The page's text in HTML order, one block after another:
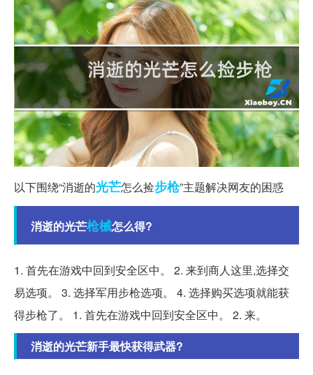
以下围绕“消逝的光芒怎么捡步枪”主题解决网友的困惑
消逝的光芒枪械怎么得?
1. 首先在游戏中回到安全区中。 2. 来到商人这里,选择交
易选项。 3. 选择军用步枪选项。 4. 选择购买选项就能获
得步枪了。 1. 首先在游戏中回到安全区中。 2. 来。
消逝的光芒新手最快获得武器?